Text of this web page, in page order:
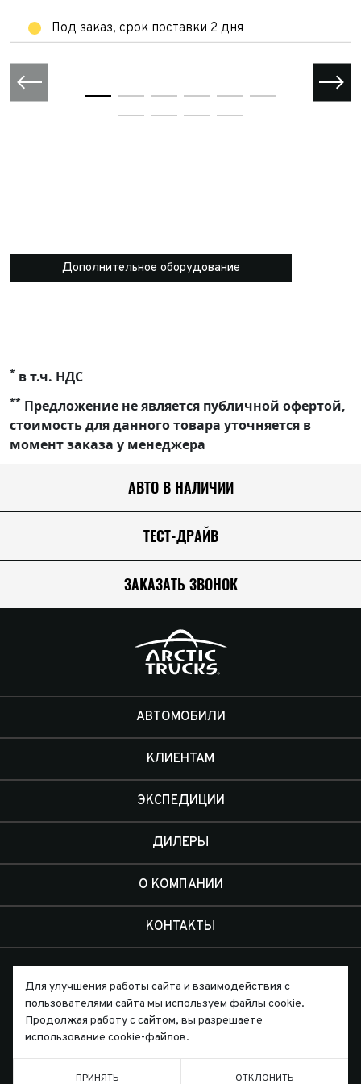
Под заказ, срок поставки 2 дня
Дополнительное оборудование
* в т.ч. НДС
** Предложение не является публичной офертой,
стоимость для данного товара уточняется в
момент заказа у менеджера
АВТО В НАЛИЧИИ
ТЕСТ-ДРАЙВ
ЗАКАЗАТЬ ЗВОНОК
АВТОМОБИЛИ
КЛИЕНТАМ
ЭКСПЕДИЦИИ
ДИЛЕРЫ
О КОМПАНИИ
КОНТАКТЫ
Письмо директору
Для улучшения работы сайта и взаимодействия с
пользователями сайта мы используем файлы cookie.
Продолжая работу с сайтом, вы разрешаете
использование cookie-файлов.
ПРИНЯТЬ ОТКЛОНИТЬ